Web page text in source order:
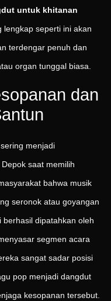
untuk khitanan
lengkap seperti ini akan
terdengar penuh dan
organ tunggal biasa.
dan
menjadi
saat memilih
bahwa musik
seronok atau goyangan
dipatahkan oleh
segmen acara
sangat sadar posisi
pop menjadi dangdut
kesopanan tersebut.